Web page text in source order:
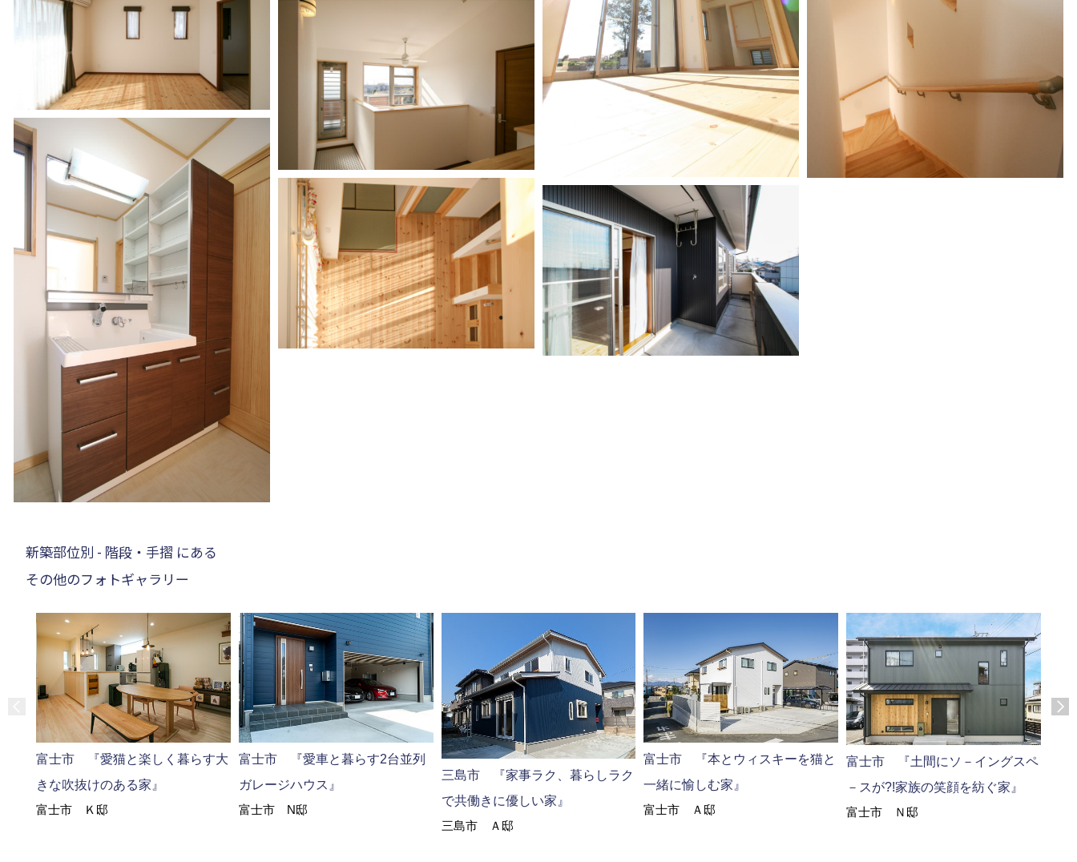
新築部位別 - 階段・手摺 にある
その他のフォトギャラリー
富士市 『愛猫と楽しく暮らす大
きな吹抜けのある家』
富士市 Ｋ邸
富士市 『愛車と暮らす2台並列
ガレージハウス』
富士市 N邸
三島市 『家事ラク、暮らしラク
で共働きに優しい家』
三島市 Ａ邸
富士市 『本とウィスキーを猫と
一緒に愉しむ家』
富士市 Ａ邸
富士市 『土間にソ－イングスペ
－スが?!家族の笑顔を紡ぐ家』
富士市 Ｎ邸